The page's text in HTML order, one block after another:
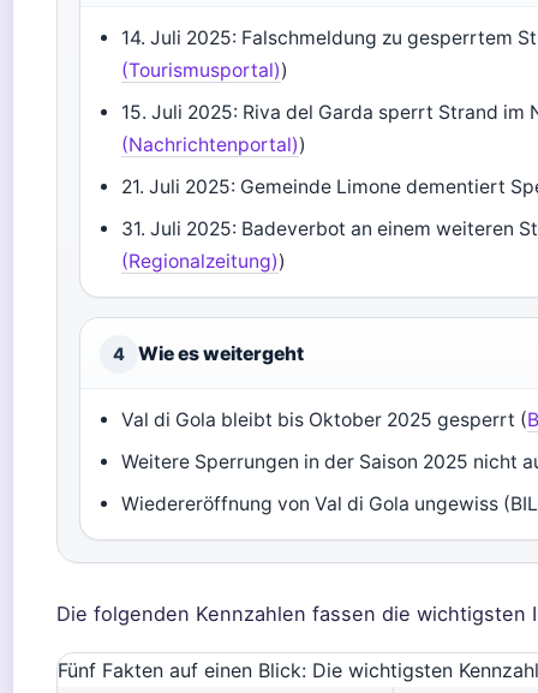
14. Juli 2025: Falschmeldung zu gesperrtem
(Tourismusportal))
15. Juli 2025: Riva del Garda sperrt Strand im
(Nachrichtenportal))
21. Juli 2025: Gemeinde Limone dementiert
31. Juli 2025: Badeverbot an einem weiteren
(Regionalzeitung))
4 Wie es weitergeht
Val di Gola bleibt bis Oktober 2025 gesperrt (
Weitere Sperrungen in der Saison 2025 nicht
Wiedereröffnung von Val di Gola ungewiss
Die folgenden Kennzahlen fassen die wichtigsten
Fünf Fakten auf einen Blick: Die wichtigsten